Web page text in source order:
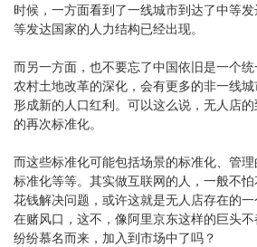
时候，一方面看到了一线城市到达了中等
等发达国家的人力结构已经出现。
而另一方面，也不要忘了中国依旧是一个
农村土地改革的深化，会有更多的非一线
形成新的人口红利。可以这么说，无人店
的再次标准化。
而这些标准化可能包括场景的标准化、管
标准化等等。其实做互联网的人，一般不
花钱解决问题，或许这就是无人店存在的
在赌风口，这不，像阿里京东这样的巨头
纷纷慕名而来，加入到市场中了吗？